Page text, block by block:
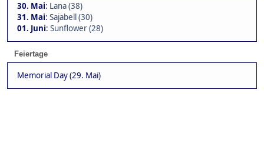
30. Mai: Lana (38)
31. Mai: Sajabell (30)
01. Juni: Sunflower (28)
Feiertage
Memorial Day (29. Mai)